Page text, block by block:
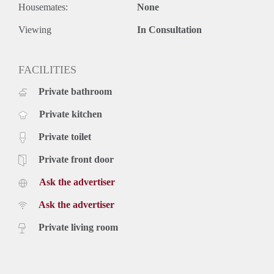
Housemates: None
Viewing In Consultation
FACILITIES
Private bathroom
Private kitchen
Private toilet
Private front door
Ask the advertiser
Ask the advertiser
Private living room